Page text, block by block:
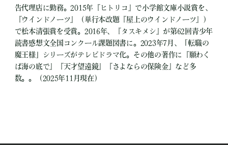
告代理店に勤務。2015年『ヒトリコ』で小学館文庫小説賞を、
『ウインドノーツ』（単行本改題『屋上のウインドノーツ』）
で松本清張賞を受賞。2016年、『タスキメシ』が第62回青少年
読書感想文全国コンクール課題図書に。2023年7月、「転職の
魔王様」シリーズがテレビドラマ化。その他の著作に『願わく
ば海の底で』『天才望遠鏡』『さよならの保険金』など多
数。。（2025年11月現在）